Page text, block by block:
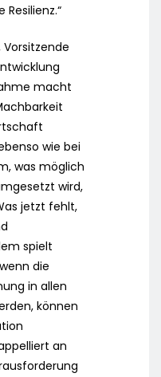
Vorsitzende
macht
wie bei
was möglich
wird,
jetzt fehlt,
spielt
die
in allen
können
an